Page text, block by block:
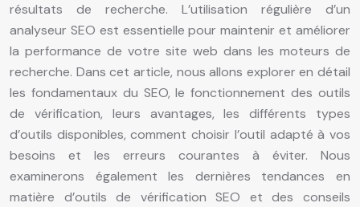
résultats de recherche. L’utilisation régulière d’un
analyseur SEO est essentielle pour maintenir et améliorer
la performance de votre site web dans les moteurs de
recherche. Dans cet article, nous allons explorer en détail
les fondamentaux du SEO, le fonctionnement des outils
de vérification, leurs avantages, les différents types
d’outils disponibles, comment choisir l’outil adapté à vos
besoins et les erreurs courantes à éviter. Nous
examinerons également les dernières tendances en
matière d’outils de vérification SEO et des conseils